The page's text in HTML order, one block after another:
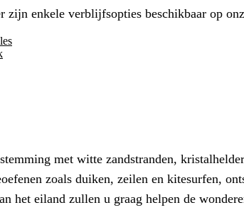
enkele verblijfsopties beschikbaar op
met witte zandstranden,
zoals duiken, zeilen en kitesurfen,
het eiland zullen u graag helpen de